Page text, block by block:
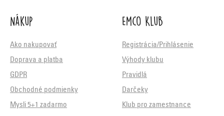
Nákup
Ako nakupovať
Doprava a platba
GDPR
Obchodné podmienky
Mysli 5+1 zadarmo
Emco Klub
Registrácia/Prihlásenie
Výhody klubu
Pravidlá
Darčeky
Klub pro zamestnance